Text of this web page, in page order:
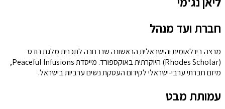
חברת ועד מנהל
מרצה בינלאומית והישראלית הראשונה שנבחרה לתכנית מלגת רודס
(Rhodes Scholar) היוקרתית באוקספורד. מייסדת Peaceful Infusions,
מיזם חברתי ערבי-ישראלי לקידום העסקת נשים ערביות בישראל.
עמותת מבט